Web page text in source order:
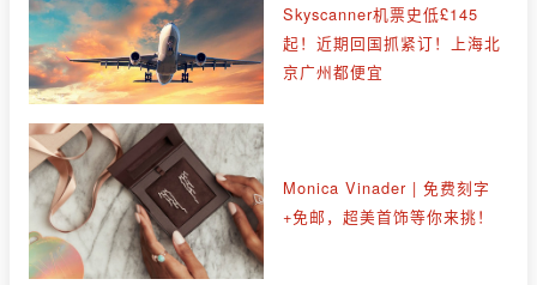
Skyscanner机票史低£145
起！近期回国抓紧订！上海北
京广州都便宜
Monica Vinader | 免费刻字
+免邮，超美首饰等你来挑！